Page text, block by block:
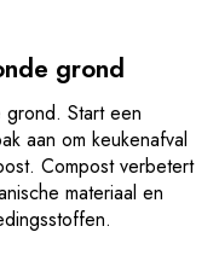
grond
Start een
aan om keukenafval
Compost verbetert
materiaal en